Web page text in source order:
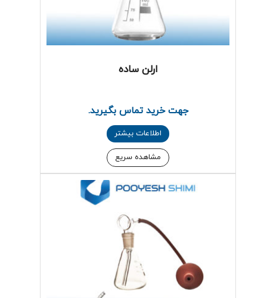
ارلن ساده
جهت خرید تماس بگیرید.
اطلاعات بیشتر
مشاهده سریع